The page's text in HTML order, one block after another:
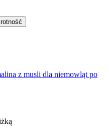
z musli dla niemowląt po